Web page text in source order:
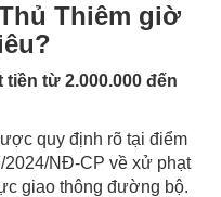
Thiêm giờ
tiền từ 2.000.000 đến
quy định rõ tại điểm
2024/NĐ-CP về xử phạt
giao thông đường bộ.